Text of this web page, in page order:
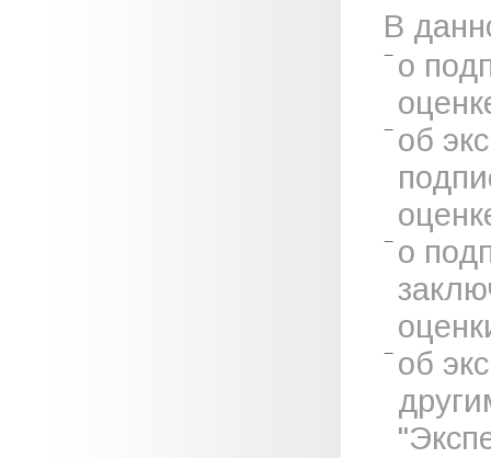
В
о
об
о
об